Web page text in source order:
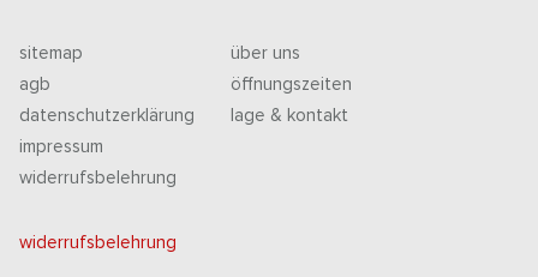
sitemap
agb
datenschutzerklärung
impressum
widerrufsbelehrung
über uns
öffnungszeiten
lage & kontakt
widerrufsbelehrung